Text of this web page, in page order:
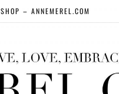
SHOP – ANNEMEREL.COM